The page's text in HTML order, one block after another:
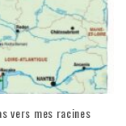
vers mes racines